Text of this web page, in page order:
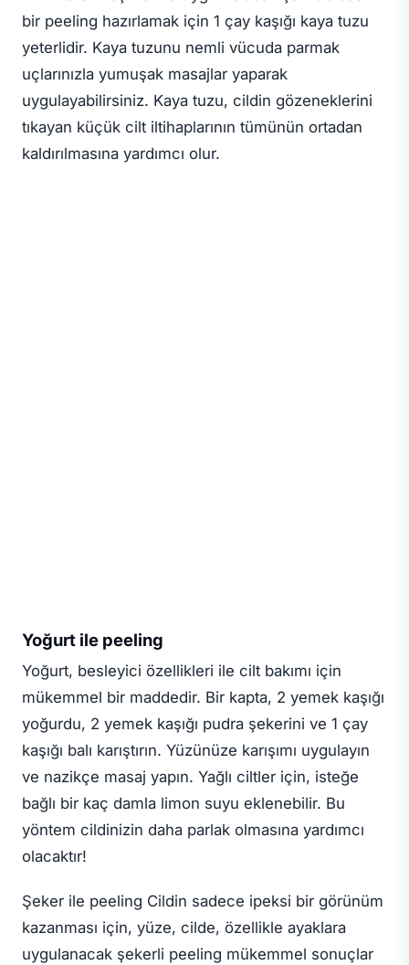
bir peeling hazırlamak için 1 çay kaşığı kaya tuzu
yeterlidir. Kaya tuzunu nemli vücuda parmak
uçlarınızla yumuşak masajlar yaparak
uygulayabilirsiniz. Kaya tuzu, cildin gözeneklerini
tıkayan küçük cilt iltihaplarının tümünün ortadan
kaldırılmasına yardımcı olur.
Yoğurt ile peeling
Yoğurt, besleyici özellikleri ile cilt bakımı için
mükemmel bir maddedir. Bir kapta, 2 yemek kaşığı
yoğurdu, 2 yemek kaşığı pudra şekerini ve 1 çay
kaşığı balı karıştırın. Yüzünüze karışımı uygulayın
ve nazikçe masaj yapın. Yağlı ciltler için, isteğe
bağlı bir kaç damla limon suyu eklenebilir. Bu
yöntem cildinizin daha parlak olmasına yardımcı
olacaktır!
Şeker ile peeling Cildin sadece ipeksi bir görünüm
kazanması için, yüze, cilde, özellikle ayaklara
uygulanacak şekerli peeling mükemmel sonuçlar